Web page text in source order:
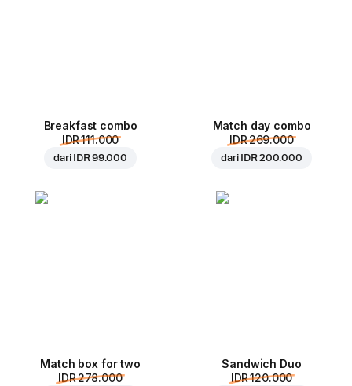
Breakfast combo
IDR 111.000
dari IDR 99.000
Match day combo
IDR 269.000
dari IDR 200.000
Match box for two
IDR 278.000
Sandwich Duo
IDR 120.000